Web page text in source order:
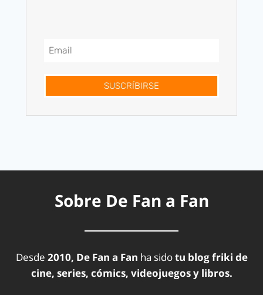
SUSCRÍBIRSE
Sobre De Fan a Fan
Desde 2010, De Fan a Fan ha sidotu blog friki de
cine, series, cómics, videojuegos y libros.